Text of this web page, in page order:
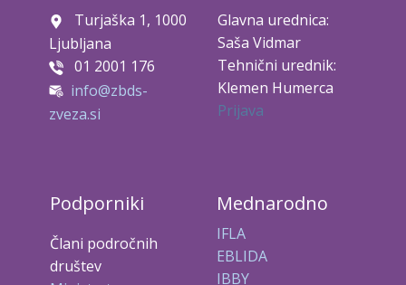
Turjaška 1, 1000
Ljubljana
01 2001 176
info@zbds-
zveza.si
Glavna urednica:
Saša Vidmar
Tehnični urednik:
Klemen Humerca
Prijava
Podporniki
Člani področnih
društev
Mednarodno
IFLA
EBLIDA
IBBY